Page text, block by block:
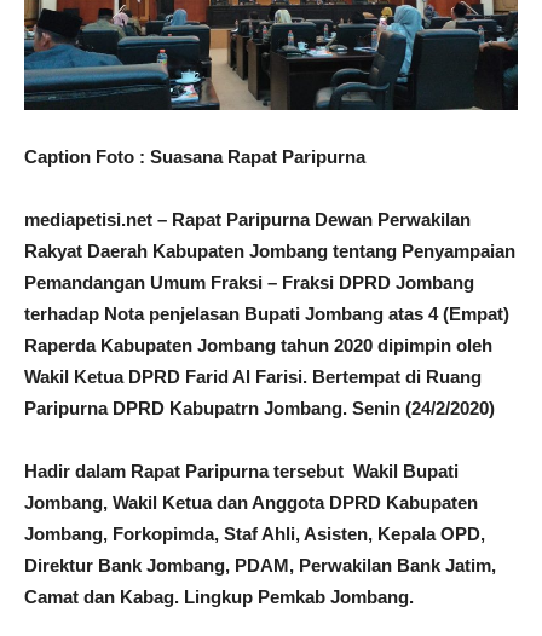
Caption Foto : Suasana Rapat Paripurna
mediapetisi.net – Rapat Paripurna Dewan Perwakilan
Rakyat Daerah Kabupaten Jombang tentang Penyampaian
Pemandangan Umum Fraksi – Fraksi DPRD Jombang
terhadap Nota penjelasan Bupati Jombang atas 4 (Empat)
Raperda Kabupaten Jombang tahun 2020 dipimpin oleh
Wakil Ketua DPRD Farid Al Farisi. Bertempat di Ruang
Paripurna DPRD Kabupatrn Jombang. Senin (24/2/2020)
Hadir dalam Rapat Paripurna tersebut Wakil Bupati
Jombang, Wakil Ketua dan Anggota DPRD Kabupaten
Jombang, Forkopimda, Staf Ahli, Asisten, Kepala OPD,
Direktur Bank Jombang, PDAM, Perwakilan Bank Jatim,
Camat dan Kabag. Lingkup Pemkab Jombang.